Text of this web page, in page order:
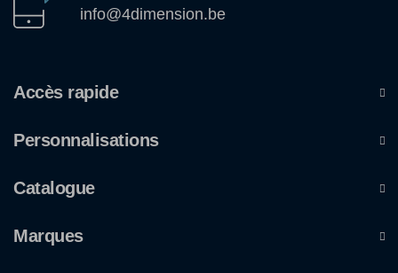
info@4dimension.be
Accès rapide
Personnalisations
Catalogue
Marques